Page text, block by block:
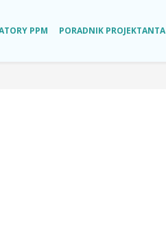
PPM PORADNIK PROJEKTANTA